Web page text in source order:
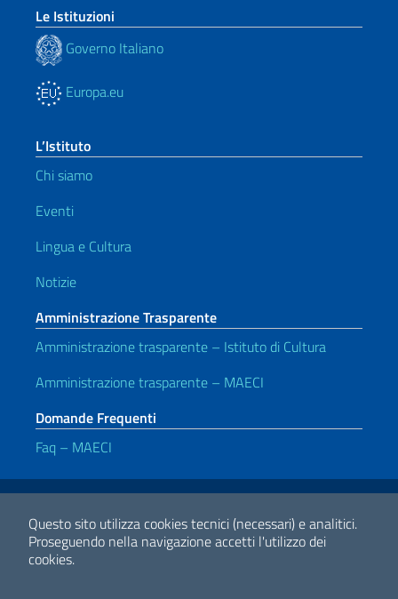
Questo sito utilizza cookies tecnici (necessari) e analitici.
Proseguendo nella navigazione accetti l'utilizzo dei
cookies.
Le Istituzioni
Governo Italiano
Europa.eu
L’Istituto
Chi siamo
Eventi
Lingua e Cultura
Notizie
Amministrazione Trasparente
Amministrazione trasparente – Istituto di Cultura
Amministrazione trasparente – MAECI
Domande Frequenti
Faq – MAECI
Link Utili